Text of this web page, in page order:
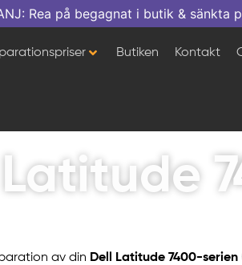
Rea på begagnat i butik & sänkta
Butiken Kontakt
av din Dell Latitude 7400-serien